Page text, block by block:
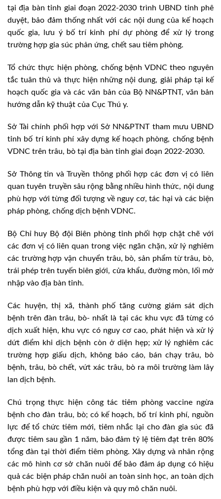
tại địa bàn tỉnh giai đoạn 2022-2030 trình UBND tỉnh phê
duyệt, bảo đảm thống nhất với các nội dung của kế hoạch
quốc gia, lưu ý bố trí kinh phí dự phòng để xử lý trong
trường hợp gia súc phản ứng, chết sau tiêm phòng.
Tổ chức thực hiện phòng, chống bệnh VDNC theo nguyên
tắc tuân thủ và thực hiện những nội dung, giải pháp tại kế
hoạch quốc gia và các văn bản của Bộ NN&PTNT, văn bản
hướng dẫn kỹ thuật của Cục Thú y.
Sở Tài chính phối hợp với Sở NN&PTNT tham mưu UBND
tỉnh bố trí kinh phí xây dựng kế hoạch phòng, chống bệnh
VDNC trên trâu, bò tại địa bàn tỉnh giai đoạn 2022-2030.
Sở Thông tin và Truyền thông phối hợp các đơn vị có liên
quan tuyên truyền sâu rộng bằng nhiều hình thức, nội dung
phù hợp với từng đối tượng về nguy cơ, tác hại và các biện
pháp phòng, chống dịch bệnh VDNC.
Bộ Chỉ huy Bộ đội Biên phòng tỉnh phối hợp chặt chẽ với
các đơn vị có liên quan trong việc ngăn chặn, xử lý nghiêm
các trường hợp vận chuyển trâu, bò, sản phẩm từ trâu, bò,
trái phép trên tuyến biên giới, cửa khẩu, đường mòn, lối mở
nhập vào địa bàn tỉnh.
Các huyện, thị xã, thành phố tăng cường giám sát dịch
bệnh trên đàn trâu, bò- nhất là tại các khu vực đã từng có
dịch xuất hiện, khu vực có nguy cơ cao, phát hiện và xử lý
dứt điểm khi dịch bệnh còn ở diện hẹp; xử lý nghiêm các
trường hợp giấu dịch, không báo cáo, bán chạy trâu, bò
bệnh, trâu, bò chết, vứt xác trâu, bò ra môi trường làm lây
lan dịch bệnh.
Chú trọng thực hiện công tác tiêm phòng vaccine ngừa
bệnh cho đàn trâu, bò; có kế hoạch, bố trí kinh phí, nguồn
lực để tổ chức tiêm mới, tiêm nhắc lại cho đàn gia súc đã
được tiêm sau gần 1 năm, bảo đảm tỷ lệ tiêm đạt trên 80%
tổng đàn tại thời điểm tiêm phòng. Xây dựng và nhân rộng
các mô hình cơ sở chăn nuôi để bảo đảm áp dụng có hiệu
quả các biện pháp chăn nuôi an toàn sinh học, an toàn dịch
bệnh phù hợp với điều kiện và quy mô chăn nuôi.